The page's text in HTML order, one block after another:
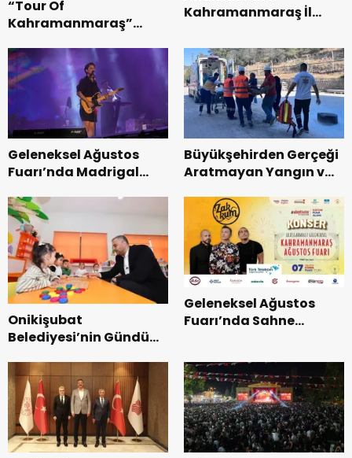
“Tour Of
Kahramanmaraş”
Bisikleti Turnuvası
Tamamlandı.
Kahramanmaraş İl
Teşkilatı ile buluştu.
Geleneksel Ağustos
Fuarı’nda Madrigal
Büyükşehirden Gerçeği
Aratmayan Yangın ve
Onikişubat
Belediyesi’nin Gündüz
dönemin ön kayıtları
başladı.
Geleneksel Ağustos
Fuarı’nda Sahne